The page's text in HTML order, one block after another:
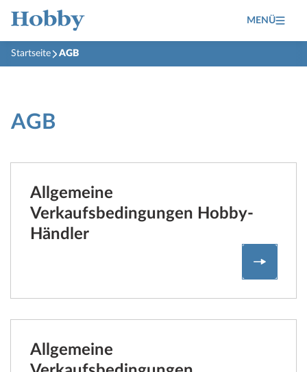
MENÜ
Startseite AGB
AGB
Allgemeine
Verkaufsbedingungen Hobby-
Händler
Allgemeine